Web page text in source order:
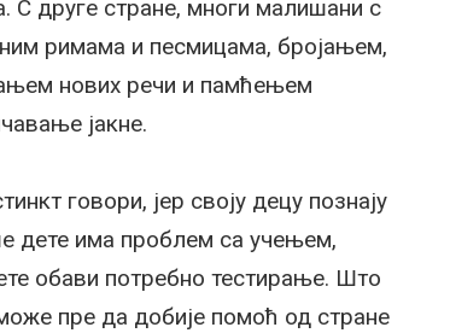
С друге стране, многи малишани с
римама и песмицама, бројањем,
нових речи и памћењем
јакне.
говори, јер своју децу познају
дете има проблем са учењем,
обави потребно тестирање. Што
пре да добије помоћ од стране